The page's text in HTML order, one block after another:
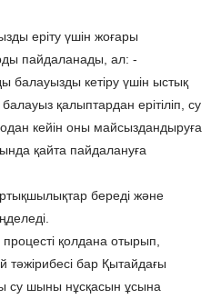
еріту үшін жоғары
пайдаланады, ал: -
балауызды кетіру үшін ыстық
қалыптардан ерітіліп, су
кейін оны майсыздандыруға
қайта пайдалануға
береді және
қолдана отырып,
тәжірибесі бар Қытайдағы
су шыны нұсқасын ұсына